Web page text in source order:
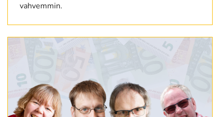
vahvemmin.